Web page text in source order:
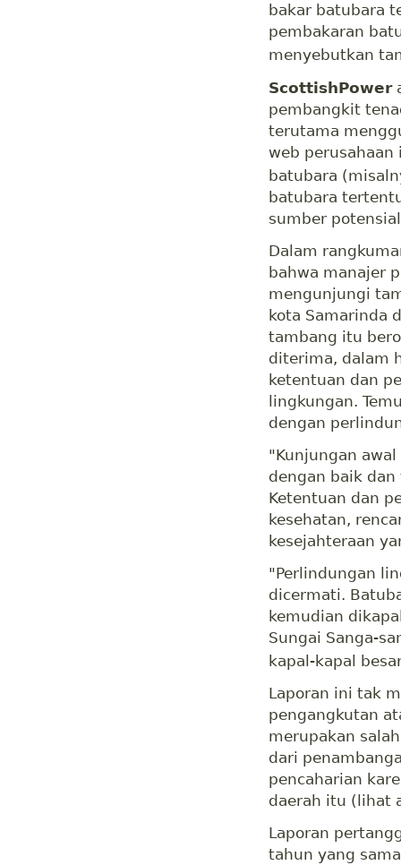
bakar batubara
pembakaran
menyebutkan
ScottishPower
pembangkit
terutama
web
batubara
batubara
sumber
Dalam
bahwa manajer
mengunjungi
kota Samarinda
tambang itu
diterima, dalam
ketentuan dan
lingkungan.
dengan
"Kunjungan
dengan baik
Ketentuan dan
kesehatan,
kesejahteraan
"Perlindungan
dicermati.
kemudian
Sungai Sanga-
kapal-kapal
Laporan ini tak
pengangkutan
merupakan
dari
pencaharian
daerah itu (lihat
Laporan
tahun yang